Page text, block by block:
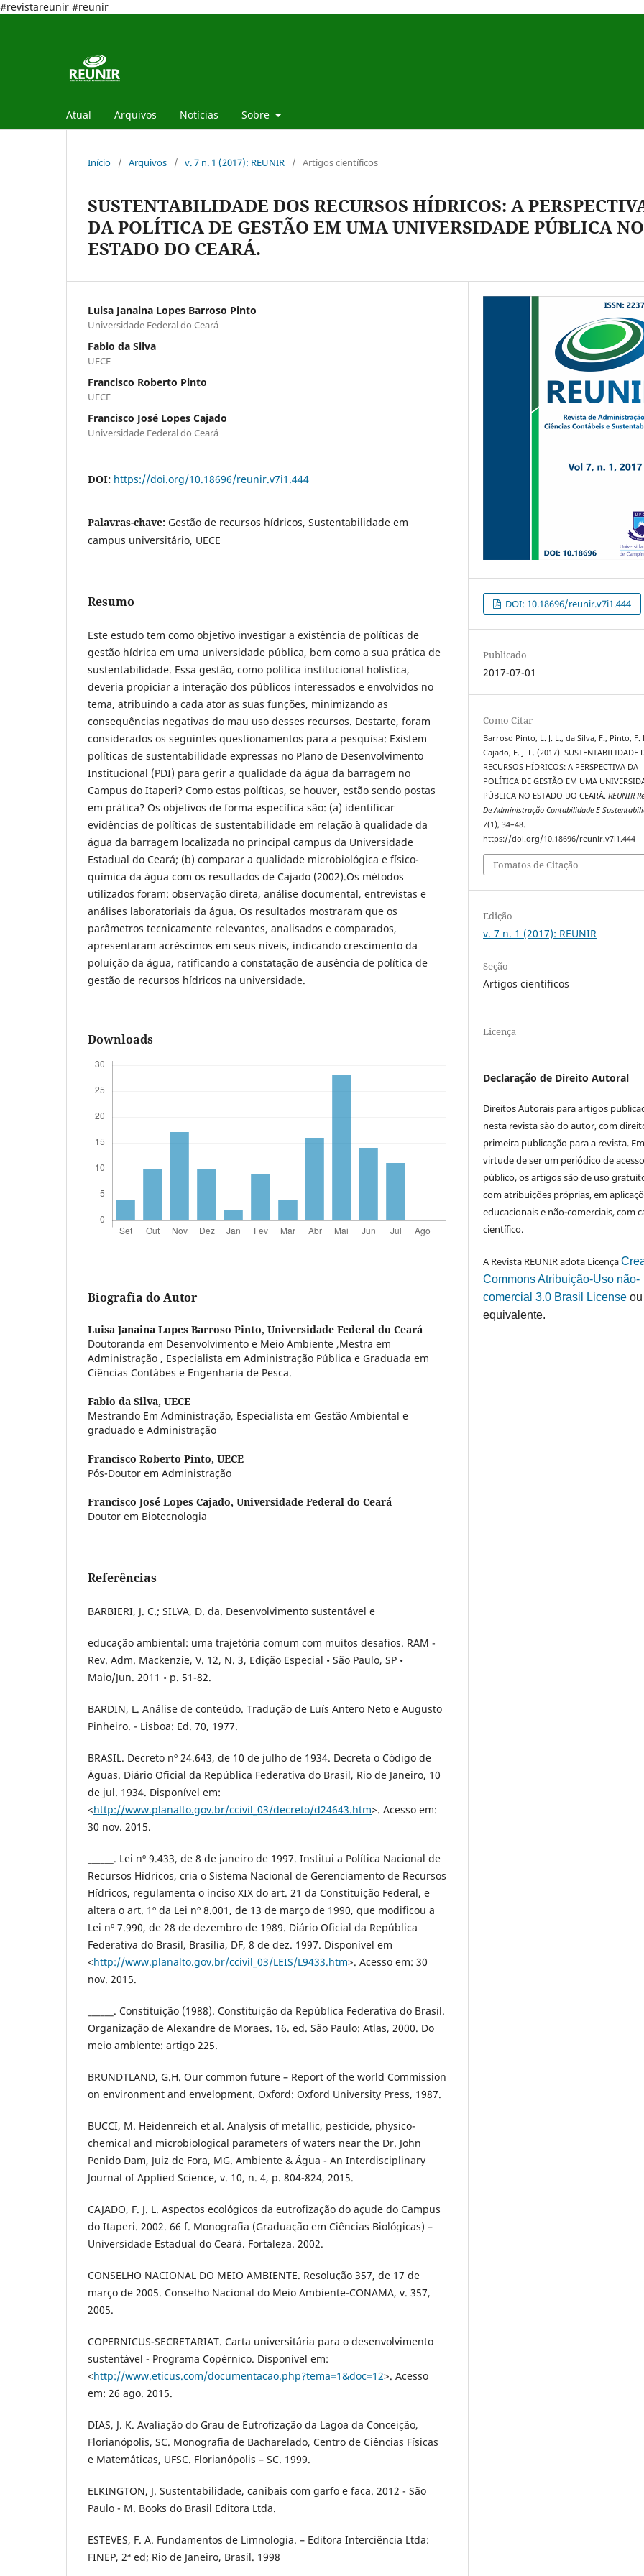
#revistareunir #reunir
Atual Arquivos Notícias Sobre
Início / Arquivos / v. 7 n. 1 (2017): REUNIR / Artigos científicos
SUSTENTABILIDADE DOS RECURSOS HÍDRICOS: A
DA POLÍTICA DE GESTÃO EM UMA UNIVERSIDADE PÚBLICA NO
ESTADO DO CEARÁ.
Luisa Janaina Lopes Barroso Pinto
Universidade Federal do Ceará
Fabio da Silva
UECE
Francisco Roberto Pinto
UECE
Francisco José Lopes Cajado
Universidade Federal do Ceará
DOI: https://doi.org/10.18696/reunir.v7i1.444
Palavras-chave: Gestão de recursos hídricos, Sustentabilidade em
campus universitário, UECE
Resumo
Este estudo tem como objetivo investigar a existência de políticas de
gestão hídrica em uma universidade pública, bem como a sua prática de
sustentabilidade. Essa gestão, como política institucional holística,
deveria propiciar a interação dos públicos interessados e envolvidos no
tema, atribuindo a cada ator as suas funções, minimizando as
consequências negativas do mau uso desses recursos. Destarte, foram
considerados os seguintes questionamentos para a pesquisa: Existem
políticas de sustentabilidade expressas no Plano de Desenvolvimento
Institucional (PDI) para gerir a qualidade da água da barragem no
Campus do Itaperi? Como estas políticas, se houver, estão sendo postas
em prática? Os objetivos de forma específica são: (a) identificar
evidências de políticas de sustentabilidade em relação à qualidade da
água da barragem localizada no principal campus da Universidade
Estadual do Ceará; (b) comparar a qualidade microbiológica e físico-
química da água com os resultados de Cajado (2002).Os métodos
utilizados foram: observação direta, análise documental, entrevistas e
análises laboratoriais da água. Os resultados mostraram que os
parâmetros tecnicamente relevantes, analisados e comparados,
apresentaram acréscimos em seus níveis, indicando crescimento da
poluição da água, ratificando a constatação de ausência de política de
gestão de recursos hídricos na universidade.
Downloads
Biografia do Autor
Luisa Janaina Lopes Barroso Pinto, Universidade Federal do Ceará
Doutoranda em Desenvolvimento e Meio Ambiente ,Mestra em
Administração , Especialista em Administração Pública e Graduada em
Ciências Contábes e Engenharia de Pesca.
Fabio da Silva, UECE
Mestrando Em Administração, Especialista em Gestão Ambiental e
graduado e Administração
Francisco Roberto Pinto, UECE
Pós-Doutor em Administração
Francisco José Lopes Cajado, Universidade Federal do Ceará
Doutor em Biotecnologia
Referências
BARBIERI, J. C.; SILVA, D. da. Desenvolvimento sustentável e
educação ambiental: uma trajetória comum com muitos desafios. RAM -
Rev. Adm. Mackenzie, V. 12, N. 3, Edição Especial • São Paulo, SP •
Maio/Jun. 2011 • p. 51-82.
BARDIN, L. Análise de conteúdo. Tradução de Luís Antero Neto e Augusto
Pinheiro. - Lisboa: Ed. 70, 1977.
BRASIL. Decreto nº 24.643, de 10 de julho de 1934. Decreta o Código de
Águas. Diário Oficial da República Federativa do Brasil, Rio de Janeiro, 10
de jul. 1934. Disponível em:
<http://www.planalto.gov.br/ccivil_03/decreto/d24643.htm>. Acesso em:
30 nov. 2015.
______. Lei nº 9.433, de 8 de janeiro de 1997. Institui a Política Nacional de
Recursos Hídricos, cria o Sistema Nacional de Gerenciamento de Recursos
Hídricos, regulamenta o inciso XIX do art. 21 da Constituição Federal, e
altera o art. 1º da Lei nº 8.001, de 13 de março de 1990, que modificou a
Lei nº 7.990, de 28 de dezembro de 1989. Diário Oficial da República
Federativa do Brasil, Brasília, DF, 8 de dez. 1997. Disponível em
<http://www.planalto.gov.br/ccivil_03/LEIS/L9433.htm>. Acesso em: 30
nov. 2015.
______. Constituição (1988). Constituição da República Federativa do Brasil.
Organização de Alexandre de Moraes. 16. ed. São Paulo: Atlas, 2000. Do
meio ambiente: artigo 225.
BRUNDTLAND, G.H. Our common future – Report of the world Commission
on environment and envelopment. Oxford: Oxford University Press, 1987.
BUCCI, M. Heidenreich et al. Analysis of metallic, pesticide, physico-
chemical and microbiological parameters of waters near the Dr. John
Penido Dam, Juiz de Fora, MG. Ambiente & Água - An Interdisciplinary
Journal of Applied Science, v. 10, n. 4, p. 804-824, 2015.
CAJADO, F. J. L. Aspectos ecológicos da eutrofização do açude do Campus
do Itaperi. 2002. 66 f. Monografia (Graduação em Ciências Biológicas) –
Universidade Estadual do Ceará. Fortaleza. 2002.
CONSELHO NACIONAL DO MEIO AMBIENTE. Resolução 357, de 17 de
março de 2005. Conselho Nacional do Meio Ambiente-CONAMA, v. 357,
2005.
COPERNICUS-SECRETARIAT. Carta universitária para o desenvolvimento
sustentável - Programa Copérnico. Disponível em:
<http://www.eticus.com/documentacao.php?tema=1&doc=12>. Acesso
em: 26 ago. 2015.
DIAS, J. K. Avaliação do Grau de Eutrofização da Lagoa da Conceição,
Florianópolis, SC. Monografia de Bacharelado, Centro de Ciências Físicas
e Matemáticas, UFSC. Florianópolis – SC. 1999.
ELKINGTON, J. Sustentabilidade, canibais com garfo e faca. 2012 - São
Paulo - M. Books do Brasil Editora Ltda.
ESTEVES, F. A. Fundamentos de Limnologia. – Editora Interciência Ltda:
FINEP, 2ª ed; Rio de Janeiro, Brasil. 1998
DOI: 10.18696/reunir.v7i1.444
Publicado
2017-07-01
Como Citar
Barroso Pinto, L. J. L., da Silva, F., Pinto, F.
Cajado, F. J. L. (2017). SUSTENTABILIDADE
RECURSOS HÍDRICOS: A PERSPECTIVA DA
POLÍTICA DE GESTÃO EM UMA
PÚBLICA NO ESTADO DO CEARÁ.REUNIR
De Administração Contabilidade E
7(1), 34–48.
https://doi.org/10.18696/reunir.v7i1.444
Fomatos de Citação
Edição
v. 7 n. 1 (2017): REUNIR
Seção
Artigos científicos
Licença
Declaração de Direito Autoral
Direitos Autorais para artigos
nesta revista são do autor, com
primeira publicação para a revista.
virtude de ser um periódico de
público, os artigos são de uso
com atribuições próprias, em
educacionais e não-comerciais, com
científico.
A Revista REUNIR adota Licença
Commons Atribuição-Uso não-
comercial 3.0 Brasil License
equivalente.